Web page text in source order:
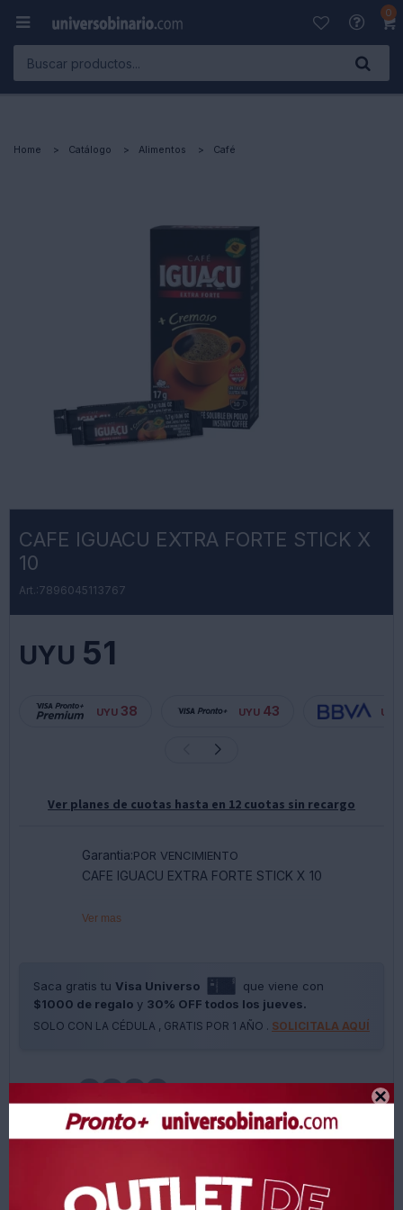

0

Home Catálogo Alimentos Café
CAFE IGUACU EXTRA FORTE STICK X
10
7896045113767
UYU 51
UYU 38 UYU 43 UYU
Ver planes de cuotas hasta en 12 cuotas sin recargo
Garantia:POR VENCIMIENTO
CAFE IGUACU EXTRA FORTE STICK X 10
Ver mas
Saca gratis tu Visa Universo
que viene con
$1000 de regalo y 30% OFF todos los jueves.
SOLO CON LA CÉDULA , GRATIS POR 1 AÑO . SOLICITALA AQUÍ